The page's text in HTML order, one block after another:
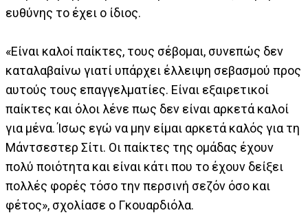
ευθύνης το έχει ο ίδιος.
«Είναι καλοί παίκτες, τους σέβομαι, συνεπώς δεν
καταλαβαίνω γιατί υπάρχει έλλειψη σεβασμού προς
αυτούς τους επαγγελματίες. Είναι εξαιρετικοί
παίκτες και όλοι λένε πως δεν είναι αρκετά καλοί
για μένα. Ίσως εγώ να μην είμαι αρκετά καλός για τη
Μάντσεστερ Σίτι. Οι παίκτες της ομάδας έχουν
πολύ ποιότητα και είναι κάτι που το έχουν δείξει
πολλές φορές τόσο την περσινή σεζόν όσο και
φέτος», σχολίασε ο Γκουαρδιόλα.